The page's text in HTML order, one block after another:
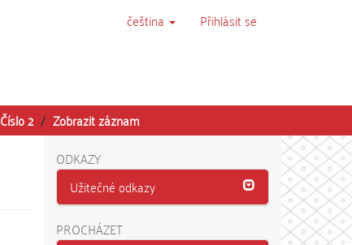
čeština Přihlásit se
Číslo 2 Zobrazit záznam
ODKAZY
Užitečné odkazy
PROCHÁZET